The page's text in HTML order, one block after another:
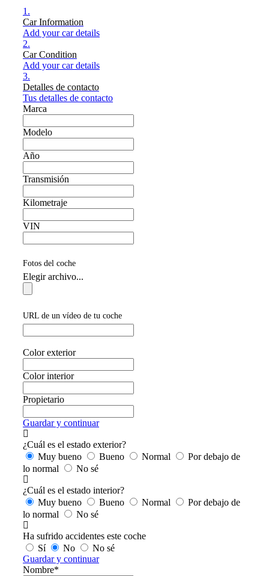
1.
Car Information
Add your car details
2.
Car Condition
Add your car details
3.
Detalles de contacto
Tus detalles de contacto
Marca
Modelo
Año
Transmisión
Kilometraje
VIN
Fotos del coche
Elegir archivo...
URL de un vídeo de tu coche
Color exterior
Color interior
Propietario
Guardar y continuar
¿Cuál es el estado exterior?
Muy bueno
Bueno Normal
Por debajo de
lo normal
No sé
¿Cuál es el estado interior?
Muy bueno
Bueno Normal
Por debajo de
lo normal
No sé
Ha sufrido accidentes este coche
Sí
No
No sé
Guardar y continuar
Nombre*